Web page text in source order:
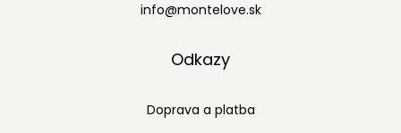
info@montelove.sk
Odkazy
Doprava a platba